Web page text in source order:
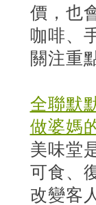
價，也
咖啡、
關注重
全聯默
做婆媽
美味堂
可食、
改變客